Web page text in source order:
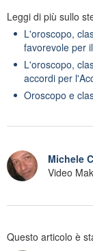
Leggi di più sullo
L'oroscopo,
favorevole per
L'oroscopo,
accordi per
Oroscopo e
Michele
Video
Questo articolo è